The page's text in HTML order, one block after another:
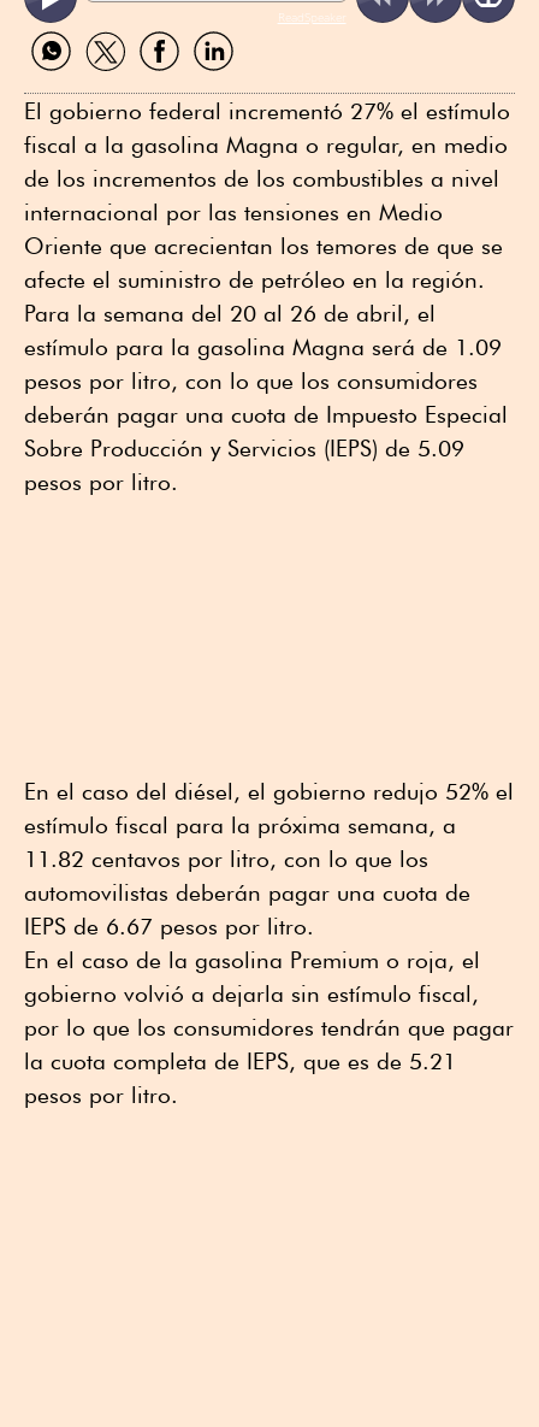
ReadSpeaker
Compartir
por
Compartir
por
Compartir
por
Compartir
por
El gobierno federal incrementó 27% el estímulo
fiscal a la gasolina Magna o regular, en medio
de los incrementos de los combustibles a nivel
internacional por las tensiones en Medio
Oriente que acrecientan los temores de que se
afecte el suministro de petróleo en la región.
Para la semana del 20 al 26 de abril, el
estímulo para la gasolina Magna será de 1.09
pesos por litro, con lo que los consumidores
deberán pagar una cuota de Impuesto Especial
Sobre Producción y Servicios (IEPS) de 5.09
pesos por litro.
En el caso del diésel, el gobierno redujo 52% el
estímulo fiscal para la próxima semana, a
11.82 centavos por litro, con lo que los
automovilistas deberán pagar una cuota de
IEPS de 6.67 pesos por litro.
En el caso de la gasolina Premium o roja, el
gobierno volvió a dejarla sin estímulo fiscal,
por lo que los consumidores tendrán que pagar
la cuota completa de IEPS, que es de 5.21
pesos por litro.